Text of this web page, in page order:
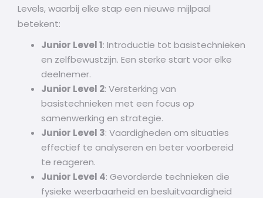
Levels, waarbij elke stap een nieuwe mijlpaal
betekent:
Junior Level 1: Introductie tot basistechnieken
en zelfbewustzijn. Een sterke start voor elke
deelnemer.
Junior Level 2: Versterking van
basistechnieken met een focus op
samenwerking en strategie.
Junior Level 3: Vaardigheden om situaties
effectief te analyseren en beter voorbereid
te reageren.
Junior Level 4: Gevorderde technieken die
fysieke weerbaarheid en besluitvaardigheid